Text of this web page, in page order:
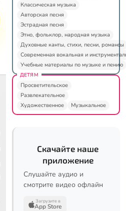
Классическая музыка
Авторская песня
Эстрадная песня
Этно, фольклор, народная музыка
Духовные канты, стихи, песни, романсы
Современная вокальная и
Учебные материалы по музыке и пению
ДЕТЯМ
Просветительское
Развлекательное
Художественное
Музыкальное
Скачайте наше
приложение
Слушайте аудио и
смотрите видео офлайн
Загрузите в
App Store